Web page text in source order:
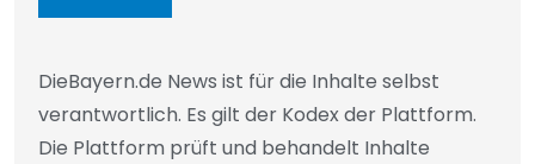
DieBayern.de News ist für die Inhalte selbst
verantwortlich. Es gilt der Kodex der Plattform.
Die Plattform prüft und behandelt Inhalte